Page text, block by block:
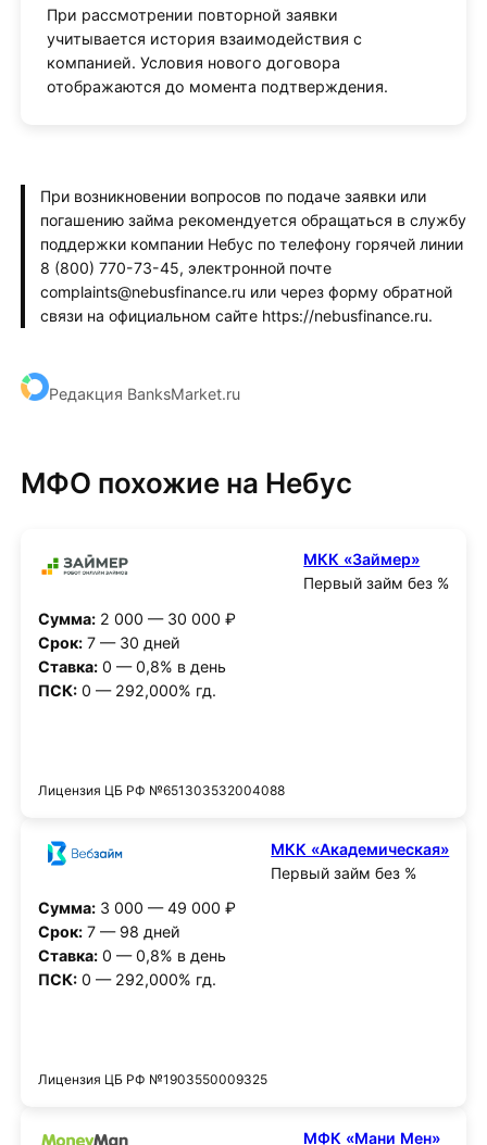
При рассмотрении повторной заявки
учитывается история взаимодействия с
компанией. Условия нового договора
отображаются до момента подтверждения.
При возникновении вопросов по подаче заявки или
погашению займа рекомендуется обращаться в службу
поддержки компании Небус по телефону горячей линии
8 (800) 770-73-45, электронной почте
complaints@nebusfinance.ru или через форму обратной
связи на официальном сайте https://nebusfinance.ru.
Редакция BanksMarket.ru
МФО похожие на Небус
МКК «Займер»
Первый займ без %
Сумма:2 000 — 30 000 ₽
Срок:7 — 30 дней
Ставка:0 — 0,8% в день
ПСК:0 — 292,000% гд.
Лицензия ЦБ РФ №651303532004088
МКК «Академическая»
Первый займ без %
Сумма:3 000 — 49 000 ₽
Срок:7 — 98 дней
Ставка:0 — 0,8% в день
ПСК:0 — 292,000% гд.
Лицензия ЦБ РФ №1903550009325
МФК «Мани Мен»